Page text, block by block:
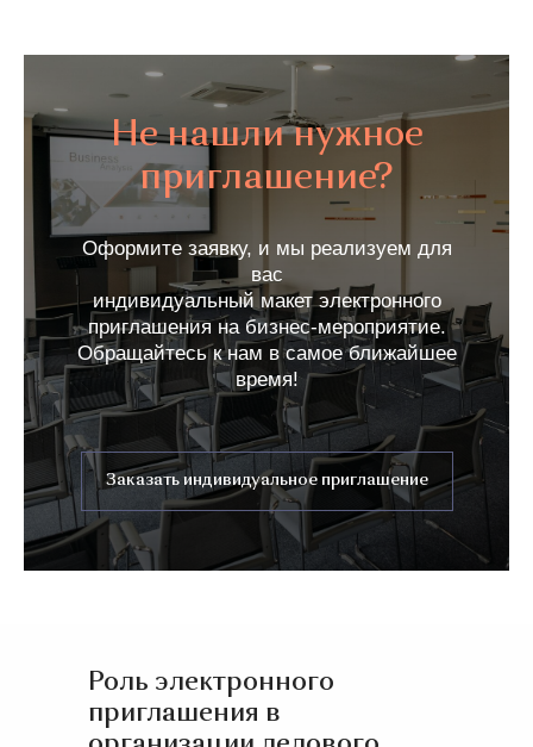
Не нашли нужное
приглашение?
Оформите заявку, и мы реализуем для
вас
индивидуальный макет электронного
приглашения на бизнес-мероприятие.
Обращайтесь к нам в самое ближайшее
время!
Заказать индивидуальное приглашение
Роль электронного
приглашения в